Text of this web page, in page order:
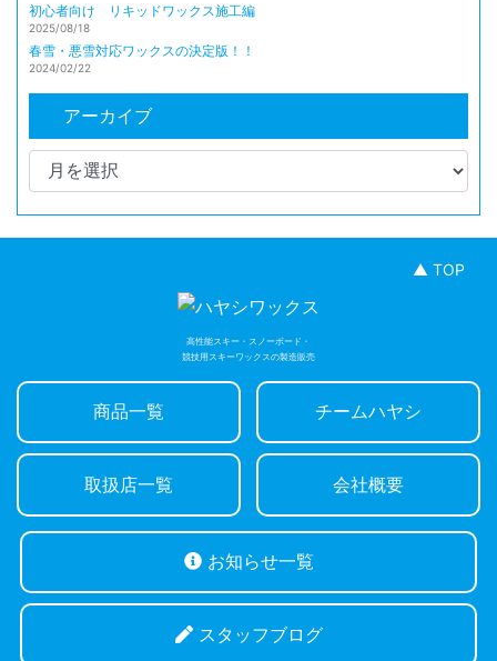
初心者向け リキッドワックス施工編
2025/08/18
春雪・悪雪対応ワックスの決定版！！
2024/02/22
アーカイブ
▲ TOP
高性能スキー・スノーボード・
競技用スキーワックスの製造販売
商品一覧 チームハヤシ
取扱店一覧 会社概要
お知らせ一覧
スタッフブログ